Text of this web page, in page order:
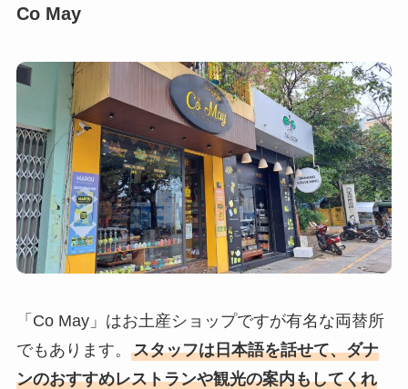
Co May
「Co May」はお土産ショップですが有名な両替所
でもあります。 スタッフは日本語を話せて、ダナ
ンのおすすめレストランや観光の案内もしてくれ